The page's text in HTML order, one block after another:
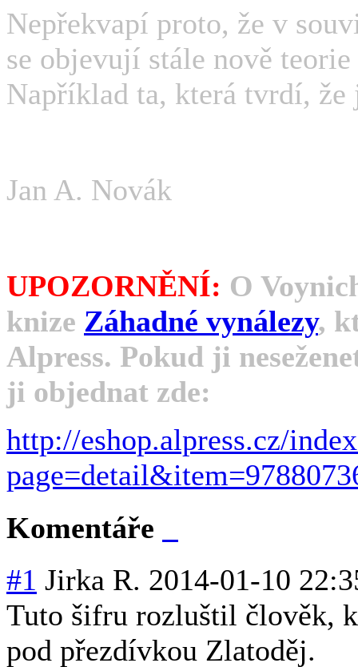
Nepřekvapí proto, že v
se objevují stále nově
Například ta, která tvrdí,
Jan A. Novák
UPOZORNĚNÍ: O
knize Záhadné vynálezy,
Alpress. Pokud ji
ji objednat zde:
http://eshop.alpress.cz/
Komentáře
#1 Jirka R. 2014-01-10
Tuto šifru rozluštil člověk,
pod přezdívkou Zlatoděj.